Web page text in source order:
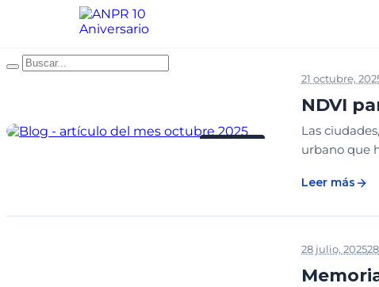
21 octubre,
NDVI
Las
urbano que
Leer más
28 julio, 2025